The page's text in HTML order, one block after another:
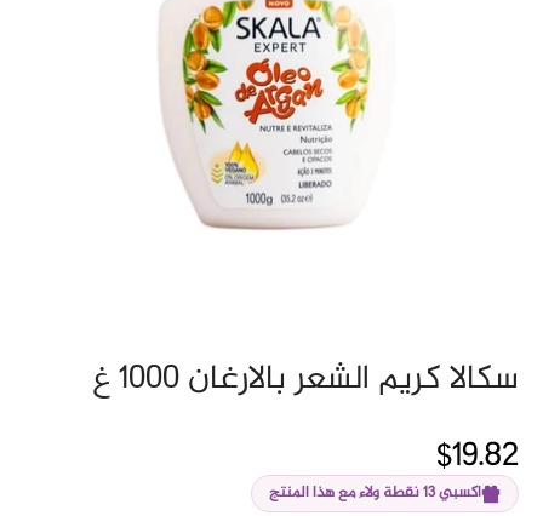
سكالا كريم الشعر بالارغان ١٠٠٠ غ
$19.82
اكسبي 13 نقطة ولاء مع هذا المنتج